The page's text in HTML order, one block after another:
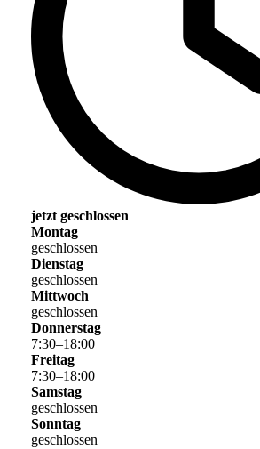
jetzt geschlossen
Montag
geschlossen
Dienstag
geschlossen
Mittwoch
geschlossen
Donnerstag
7:30–18:00
Freitag
7:30–18:00
Samstag
geschlossen
Sonntag
geschlossen